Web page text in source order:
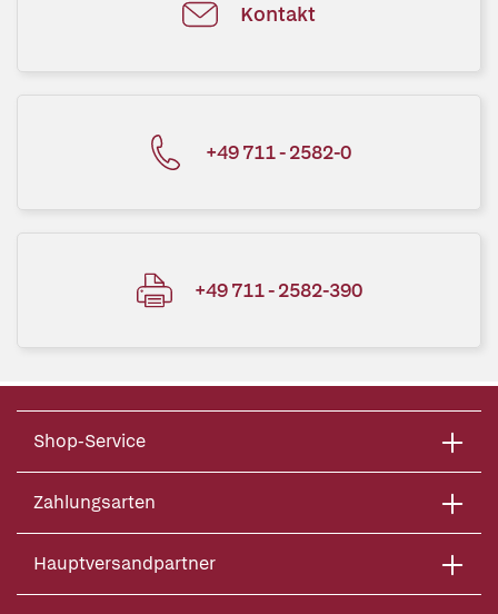
Kontakt
+49 711 - 2582-0
+49 711 - 2582-390
Shop-Service
Zahlungsarten
Hauptversandpartner